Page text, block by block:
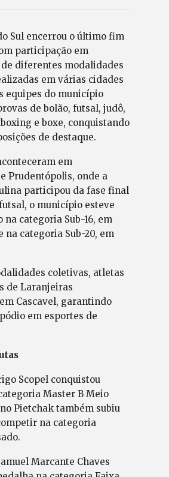
Sul encerrou o último fim
participação em
diferentes modalidades
em várias cidades
equipes do município
de bolão, futsal, judô,
e boxe, conquistando
de destaque.
em
Prudentópolis, onde a
participou da fase final
o município esteve
na categoria Sub-16, em
na categoria Sub-20, em
coletivas, atletas
de Laranjeiras
Cascavel, garantindo
em esportes de
Scopel conquistou
Master B Meio
Pietchak também subiu
na categoria
Marcante Chaves